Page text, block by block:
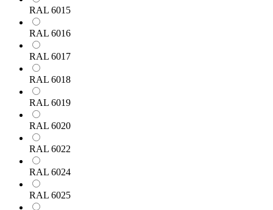
RAL 6015
RAL 6016
RAL 6017
RAL 6018
RAL 6019
RAL 6020
RAL 6022
RAL 6024
RAL 6025